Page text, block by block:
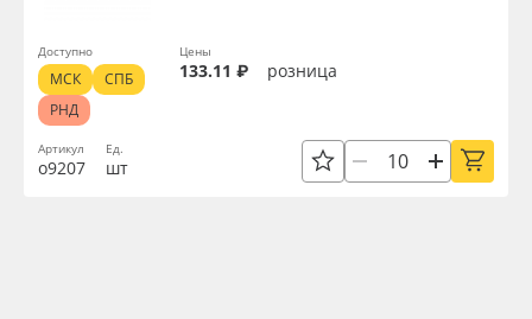
Артикул
о9207
Ед.
шт
Цены
133.11 ₽ розница
Доступно
МСК
СПБ
РНД